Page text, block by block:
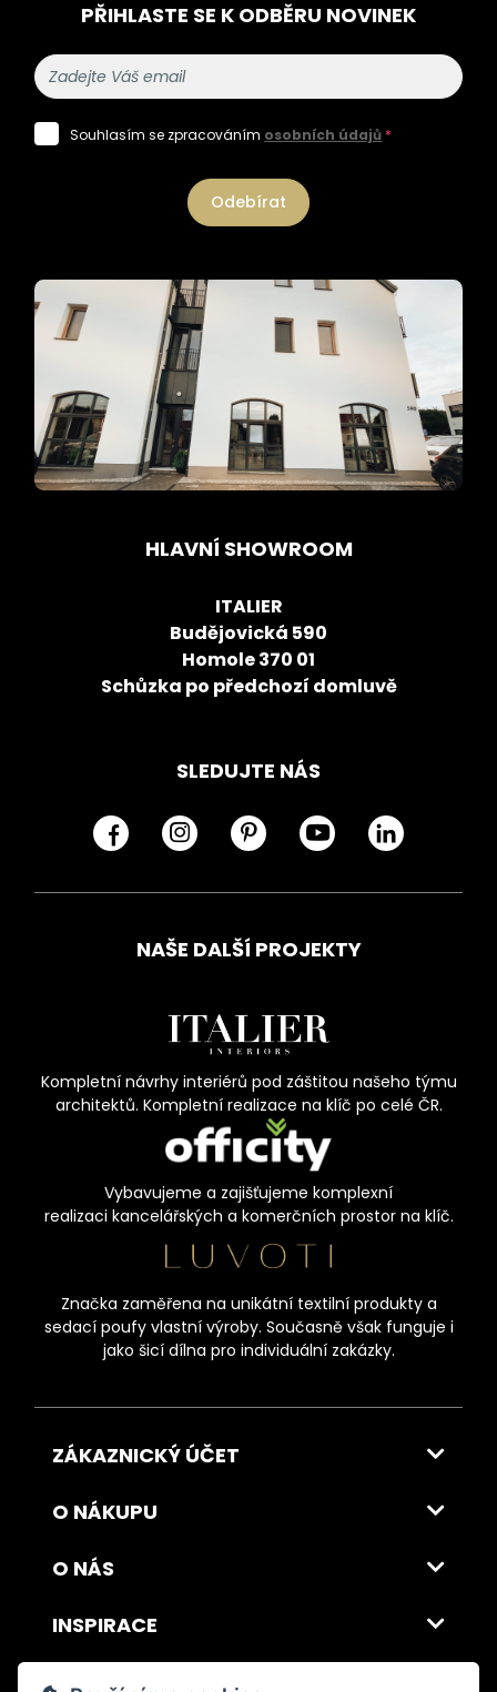
PŘIHLASTE SE K ODBĚRU NOVINEK
Souhlasím se zpracováním osobních údajů *
Odebírat
HLAVNÍ SHOWROOM
ITALIER
Budějovická 590
Homole 370 01
Schůzka po předchozí domluvě
SLEDUJTE NÁS
NAŠE DALŠÍ PROJEKTY
Kompletní návrhy interiérů pod záštitou našeho týmu
architektů. Kompletní realizace na klíč po celé ČR.
Vybavujeme a zajišťujeme komplexní
realizaci kancelářských a komerčních prostor na klíč.
Značka zaměřena na unikátní textilní produkty a
sedací poufy vlastní výroby. Současně však funguje i
jako šicí dílna pro individuální zakázky.
ZÁKAZNICKÝ ÚČET
O NÁKUPU
O NÁS
INSPIRACE
DOPRAVA A PLATBA